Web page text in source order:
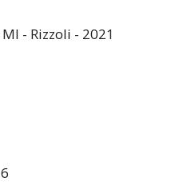
MI - Rizzoli - 2021
6